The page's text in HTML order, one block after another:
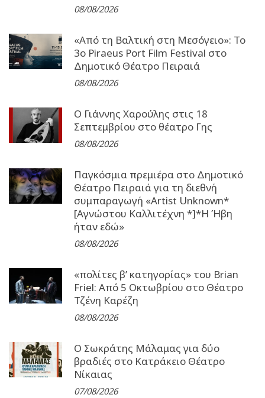
08/08/2026
«Από τη Βαλτική στη Μεσόγειο»: Το
3o Piraeus Port Film Festival στο
Δημοτικό Θέατρο Πειραιά
08/08/2026
Ο Γιάννης Χαρούλης στις 18
Σεπτεμβρίου στο θέατρο Γης
08/08/2026
Παγκόσμια πρεμιέρα στο Δημοτικό
Θέατρο Πειραιά για τη διεθνή
συμπαραγωγή «Artist Unknown*
[Αγνώστου Καλλιτέχνη *]*Η Ήβη
ήταν εδώ»
08/08/2026
«πολίτες β’ κατηγορίας» του Brian
Friel: Από 5 Οκτωβρίου στο Θέατρο
Τζένη Καρέζη
08/08/2026
Ο Σωκράτης Μάλαμας για δύο
βραδιές στο Κατράκειο Θέατρο
Νίκαιας
07/08/2026